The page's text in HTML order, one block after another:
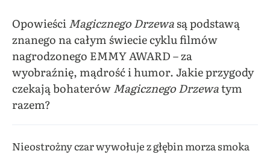
OpowieściMagicznego Drzewasą podstawą
znanego na całym świecie cyklu filmów
nagrodzonego EMMY AWARD – za
wyobraźnię, mądrość i humor. Jakie przygody
czekają bohaterówMagicznego Drzewatym
razem?
Nieostrożny czar wywołuje z głębin morza smoka